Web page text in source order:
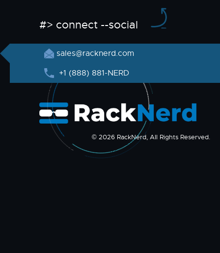
#> connect --social
sales@racknerd.com
+1 (888) 881-NERD
© 2026 RackNerd, All Rights Reserved.